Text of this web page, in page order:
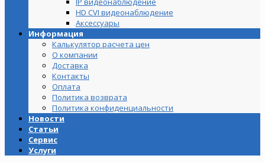
HD CVI видеонаблюдение
Аксессуары
Информация
Калькулятор расчета цен
О компании
Доставка
Контакты
Оплата
Политика возврата
Политика конфиденциальности
Новости
Статьи
Сервис
Услуги